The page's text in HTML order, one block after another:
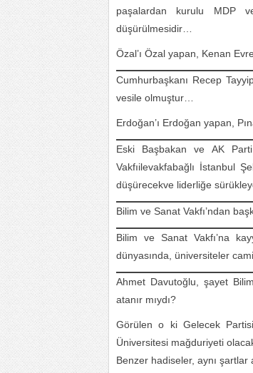
paşalardan kurulu MDP
düşürülmesidir…
Özal’ı Özal yapan, Kenan
Cumhurbaşkanı Recep
vesile olmuştur…
Erdoğan’ı Erdoğan yapan,
Eski Başbakan ve AK
Vakfıilevakfabağlı İstanbul
düşürecekve liderliğe
Bilim ve Sanat Vakfı’ndan
Bilim ve Sanat Vakfı’na
dünyasında, üniversiteler
Ahmet Davutoğlu, şayet
atanır mıydı?
Görülen o ki Gelecek
Üniversitesi mağduriyeti
Benzer hadiseler, aynı şartlar